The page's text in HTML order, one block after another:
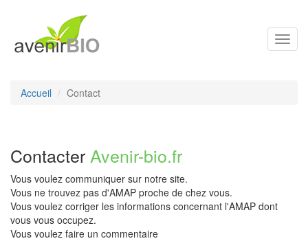
Accueil Contact
Contacter Avenir-bio.fr
Vous voulez communiquer sur notre site.
Vous ne trouvez pas d'AMAP proche de chez vous.
Vous voulez corriger les informations concernant l'AMAP dont
vous vous occupez.
Vous voulez faire un commentaire